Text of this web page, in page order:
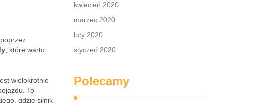
, które warto
wielokrotnie
To
gdzie silnik
kwiecień 2020
marzec 2020
luty 2020
styczeń 2020
Polecamy